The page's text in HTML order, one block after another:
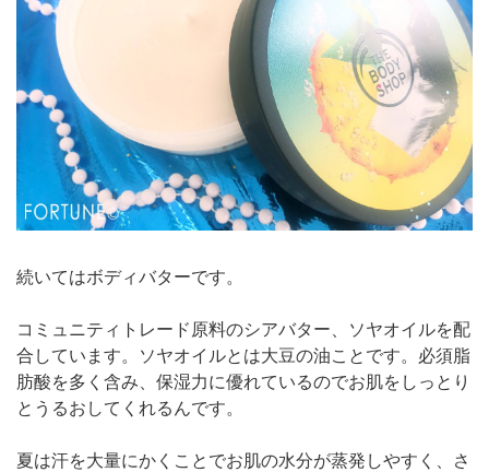
続いてはボディバターです。
コミュニティトレード原料のシアバター、ソヤオイルを配
合しています。ソヤオイルとは大豆の油ことです。必須脂
肪酸を多く含み、保湿力に優れているのでお肌をしっとり
とうるおしてくれるんです。
夏は汗を大量にかくことでお肌の水分が蒸発しやすく、さ